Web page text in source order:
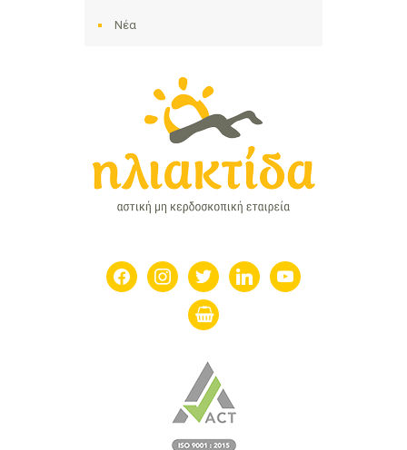
Νέα
facebookinstagramtwitter linkedin youtube
shopping-
basket